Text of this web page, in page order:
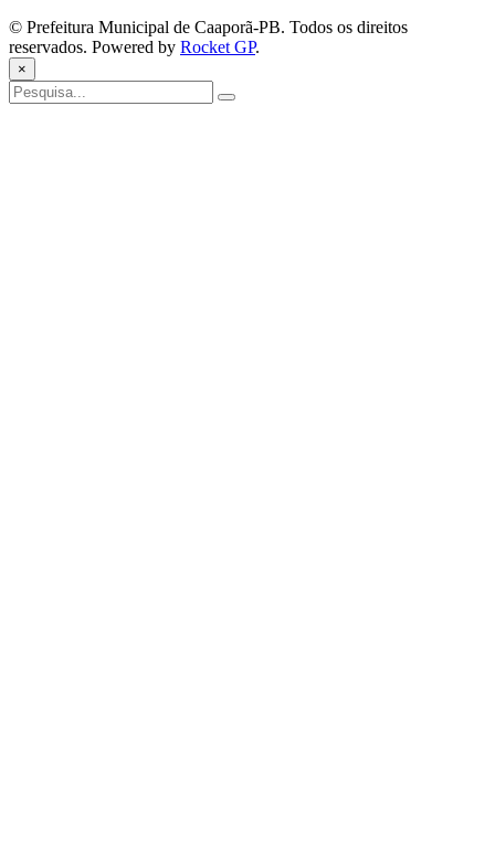
© Prefeitura Municipal de Caaporã-PB. Todos os direitos
reservados. Powered by Rocket GP.
×